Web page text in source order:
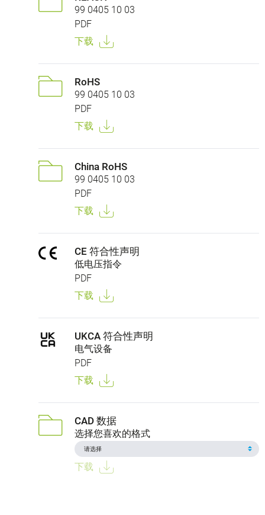
99 0405 10 03
PDF
下载
RoHS
99 0405 10 03
PDF
下载
China RoHS
99 0405 10 03
PDF
下载
CE 符合性声明
低电压指令
PDF
下载
UKCA 符合性声明
电气设备
PDF
下载
CAD 数据
选择您喜欢的格式
下载